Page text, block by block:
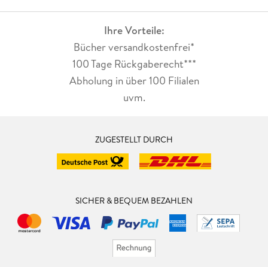
Ihre Vorteile:
Bücher versandkostenfrei*
100 Tage Rückgaberecht***
Abholung in über 100 Filialen
uvm.
ZUGESTELLT DURCH
SICHER & BEQUEM BEZAHLEN